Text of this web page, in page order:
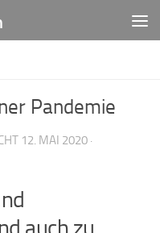
Pandemie
12. MAI 2020 ·
auch zu